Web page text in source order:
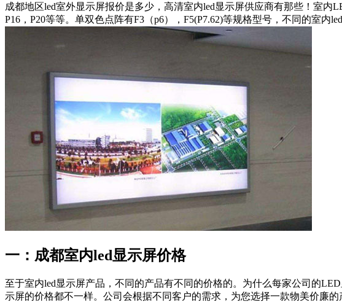
成都地区led室外显示屏报价是多少，高清室内led显示屏供应商有那些！室内
P16，P20等等。单双色点阵有F3（p6），F5(P7.62)等规格型号，不同的室内
一：成都室内led显示屏价格
至于室内led显示屏产品，不同的产品有不同的价格的。为什么每家公司的
示屏的价格都不一样。公司会根据不同客户的需求，为您选择一款物美价廉的